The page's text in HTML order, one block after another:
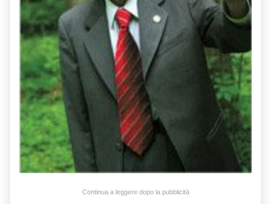
Continua a leggere dopo la pubblicità